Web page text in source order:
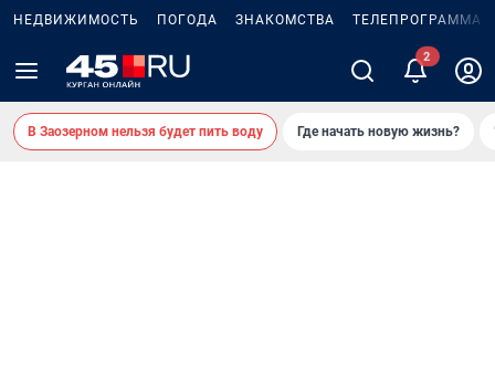
НЕДВИЖИМОСТЬ ПОГОДА ЗНАКОМСТВА ТЕЛЕПРОГРАММА
В Заозерном нельзя будет пить воду Где начать новую жизнь?